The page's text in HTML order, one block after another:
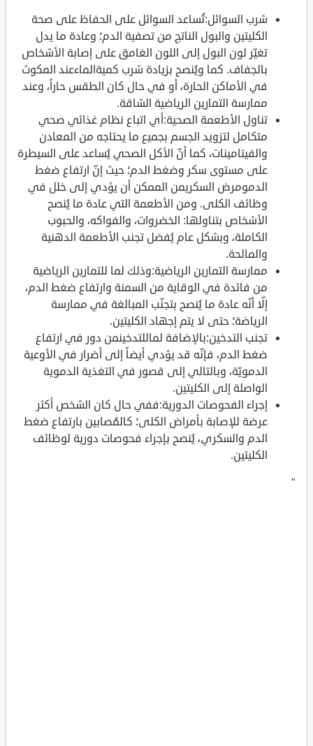
شرب السوائل:تُساعد السوائل على الحفاظ على صحة
الكليتين والبول الناتج من تصفية الدم؛ وعادة ما يدل
تغيّر لون البول إلى اللون الغامق على إصابة الأشخاص
بالجفاف. كما ويُنصح بزيادة شرب كميةالماءعند المكوث
في الأماكن الحارة، أو في حال كان الطقس حاراً، وعند
ممارسة التمارين الرياضية الشاقة.
تناول الأطعمة الصحية:أي اتباع نظام غذائي صحي
متكامل لتزويد الجسم بجميع ما يحتاجه من المعادن
والفيتامينات، كما أنّ الأكل الصحي يُساعد على السيطرة
على مستوى سكر وضغط الدم؛ حيث إنّ ارتفاع ضغط
الدمومرض السكريمن الممكن أن يؤدي إلى خلل في
وظائف الكلى. ومن الأطعمة التي عادة ما يُنصح
الأشخاص بتناولها: الخضروات، والفواكه، والحبوب
الكاملة، وبشكل عام يُفضل تجنب الأطعمة الدهنية
والمالحة.
ممارسة التمارين الرياضية:وذلك لما للتمارين الرياضية
من فائدة في الوقاية من السمنة وارتفاع ضغط الدم،
إلّا أنّه عادة ما يُنصح بتجنّب المبالغة في ممارسة
الرياضة؛ حتى لا يتم إجهاد الكليتين.
تجنب التدخين:بالإضافة لماللتدخينمن دور في ارتفاع
ضغط الدم، فإنّه قد يؤدي أيضاً إلى أضرار في الأوعية
الدمويّة، وبالتالي إلى قصور في التغذية الدموية
الواصلة إلى الكليتين.
إجراء الفحوصات الدورية:ففي حال كان الشخص أكثر
عرضة للإصابة بأمراض الكلى؛ كالمُصابين بارتفاع ضغط
الدم والسكري، يُنصح بإجراء فحوصات دورية لوظائف
الكليتين.
"